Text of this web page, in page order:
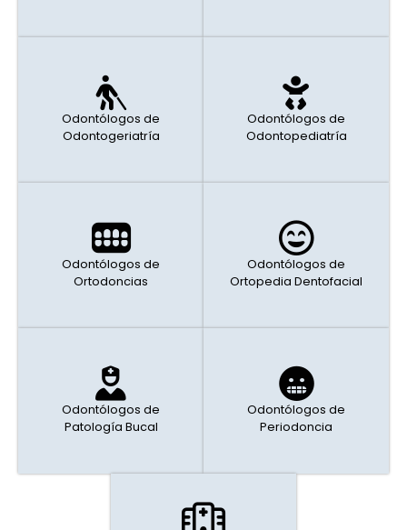
Odontólogos de
Odontogeriatría
Odontólogos de
Odontopediatría
Odontólogos de
Ortodoncias
Odontólogos de
Ortopedia Dentofacial
Odontólogos de
Patología Bucal
Odontólogos de
Periodoncia